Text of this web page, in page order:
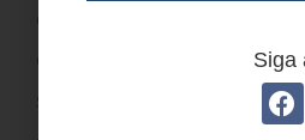
Siga